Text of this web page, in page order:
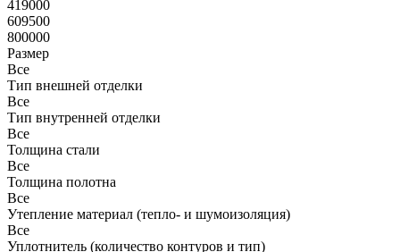
419000
609500
800000
Размер
Все
Тип внешней отделки
Все
Тип внутренней отделки
Все
Толщина стали
Все
Толщина полотна
Все
Утепление материал (тепло- и шумоизоляция)
Все
Уплотнитель (количество контуров и тип)